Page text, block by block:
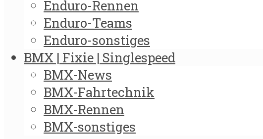
Enduro-Rennen
Enduro-Teams
Enduro-sonstiges
BMX | Fixie | Singlespeed
BMX-News
BMX-Fahrtechnik
BMX-Rennen
BMX-sonstiges